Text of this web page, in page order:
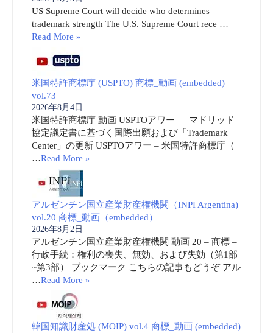
US Supreme Court will decide who determines
trademark strength The U.S. Supreme Court rece …
Read More »
米国特許商標庁 (USPTO) 商標_動画 (embedded)
vol.73
2026年8月4日
米国特許商標庁 動画 USPTOアワー ― マドリッド
協定議定書に基づく国際出願および「Trademark
Center」の更新 USPTOアワー – 米国特許商標庁（
…Read More »
アルゼンチン国立産業財産権機関（INPI Argentina)
vol.20 商標_動画（embedded）
2026年8月2日
アルゼンチン国立産業財産権機関 動画 20 – 商標 –
行政手続：権利の喪失、無効、および失効（第1部
~第3部） ブックマーク こちらの記事もどうぞ アル
…Read More »
韓国知識財産処 (MOIP) vol.4 商標_動画 (embedded)